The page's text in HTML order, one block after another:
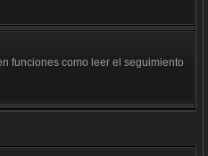
funciones como leer el seguimiento